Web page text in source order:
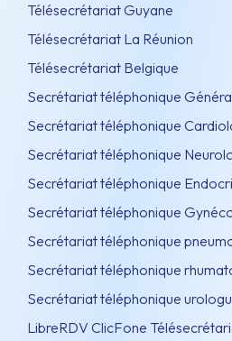
Télésecrétariat Guyane
Télésecrétariat La Réunion
Télésecrétariat Belgique
Secrétariat téléphonique
Secrétariat téléphonique
Secrétariat téléphonique
Secrétariat téléphonique
Secrétariat téléphonique
Secrétariat téléphonique
Secrétariat téléphonique
Secrétariat téléphonique
LibreRDV ClicFone